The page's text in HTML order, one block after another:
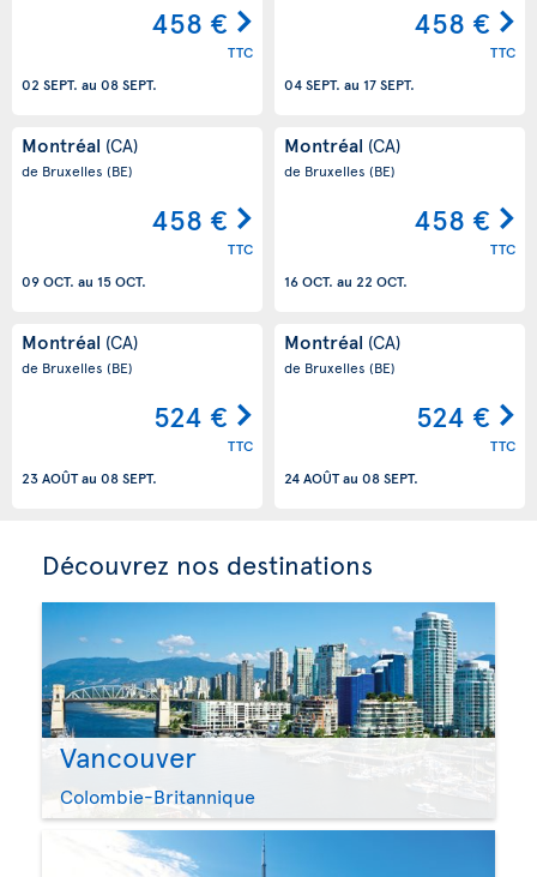
458 €
TTC
02 SEPT. au 08 SEPT.
458 €
TTC
04 SEPT. au 17 SEPT.
Montréal (CA)
de Bruxelles (BE)
458 €
TTC
09 OCT. au 15 OCT.
Montréal (CA)
de Bruxelles (BE)
458 €
TTC
16 OCT. au 22 OCT.
Montréal (CA)
de Bruxelles (BE)
524 €
TTC
23 AOÛTau 08 SEPT.
Montréal (CA)
de Bruxelles (BE)
524 €
TTC
24 AOÛTau 08 SEPT.
Découvrez nos destinations
Vancouver
Colombie-Britannique